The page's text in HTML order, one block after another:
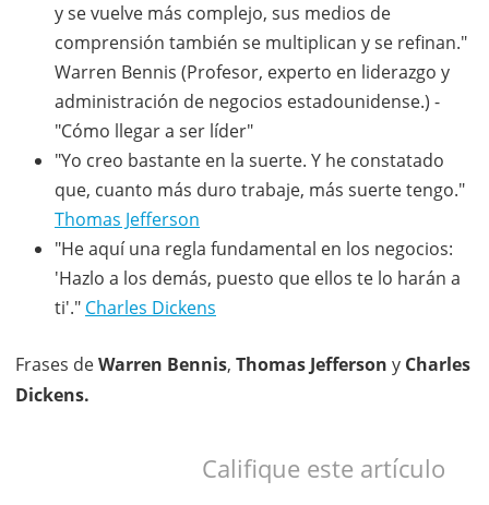
y se vuelve más complejo, sus medios de
comprensión también se multiplican y se refinan."
Warren Bennis (Profesor, experto en liderazgo y
administración de negocios estadounidense.) -
"Cómo llegar a ser líder"
"Yo creo bastante en la suerte. Y he constatado
que, cuanto más duro trabaje, más suerte tengo."
Thomas Jefferson
"He aquí una regla fundamental en los negocios:
'Hazlo a los demás, puesto que ellos te lo harán a
ti'." Charles Dickens
Frases deWarren Bennis, Thomas Jefferson y Charles
Dickens.
Califique este artículo